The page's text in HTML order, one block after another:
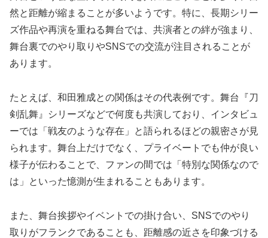
然と距離が縮まることが多いようです。特に、長期シリー
ズ作品や再演を重ねる舞台では、共演者との絆が強まり、
舞台裏でのやり取りやSNSでの交流が注目されることが
あります。
たとえば、和田雅成との関係はその代表例です。舞台『刀
剣乱舞』シリーズなどで何度も共演しており、インタビュ
ーでは「戦友のような存在」と語られるほどの親密さが見
られます。舞台上だけでなく、プライベートでも仲が良い
様子が伝わることで、ファンの間では「特別な関係なので
は」といった憶測が生まれることもあります。
また、舞台挨拶やイベントでの掛け合い、SNSでのやり
取りがフランクであることも、距離感の近さを印象づける